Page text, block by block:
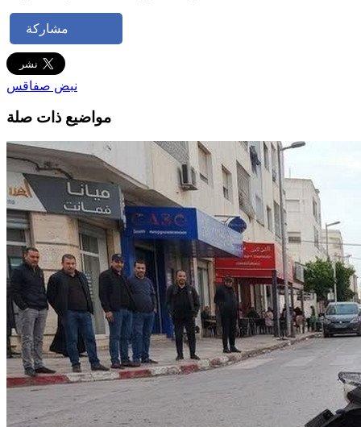
مشاركة
نبض صفاقس
مواضيع ذات صلة